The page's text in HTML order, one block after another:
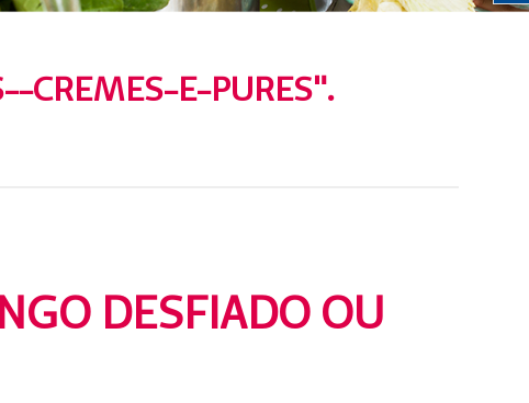
CREMES-E-PURES".
DESFIADO OU